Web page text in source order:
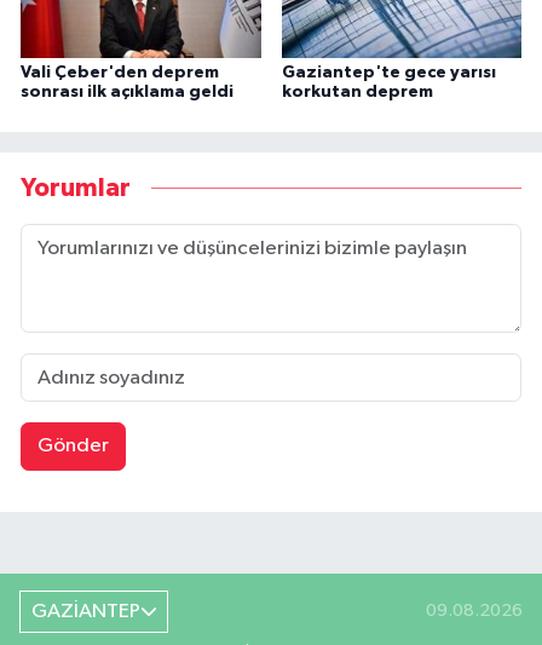
Vali Çeber'den deprem
sonrası ilk açıklama geldi
Gaziantep'te gece yarısı
korkutan deprem
Yorumlar
Gönder
GAZİANTEP 09.08.2026